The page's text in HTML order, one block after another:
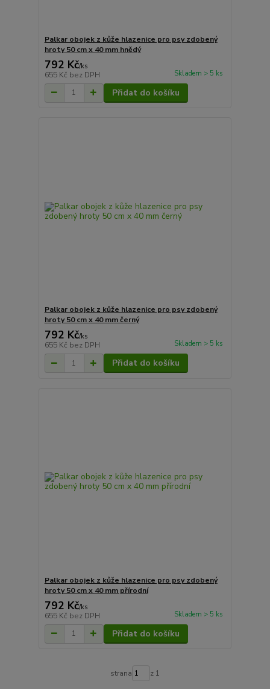
Palkar obojek z kůže hlazenice pro psy zdobený
hroty 50 cm x 40 mm hnědý
792 Kč/ks
655 Kč bez DPH Skladem > 5 ks
Přidat do košíku
Palkar obojek z kůže hlazenice pro psy zdobený
hroty 50 cm x 40 mm černý
792 Kč/ks
655 Kč bez DPH Skladem > 5 ks
Přidat do košíku
Palkar obojek z kůže hlazenice pro psy zdobený
hroty 50 cm x 40 mm přírodní
792 Kč/ks
655 Kč bez DPH Skladem > 5 ks
Přidat do košíku
strana z 1